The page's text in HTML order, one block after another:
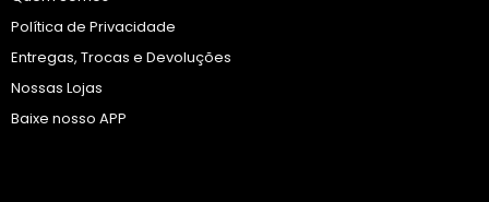
Política de Privacidade
Entregas, Trocas e Devoluções
Nossas Lojas
Baixe nosso APP